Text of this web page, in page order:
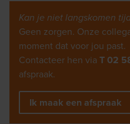
Kan je niet langskomen
Geen zorgen. Onze
moment dat voor jou past.
Contacteer hen via T 02
afspraak.
Ik maak een afspraak